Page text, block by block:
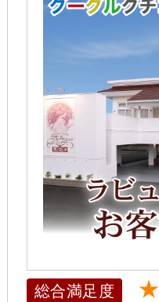
総合満足度